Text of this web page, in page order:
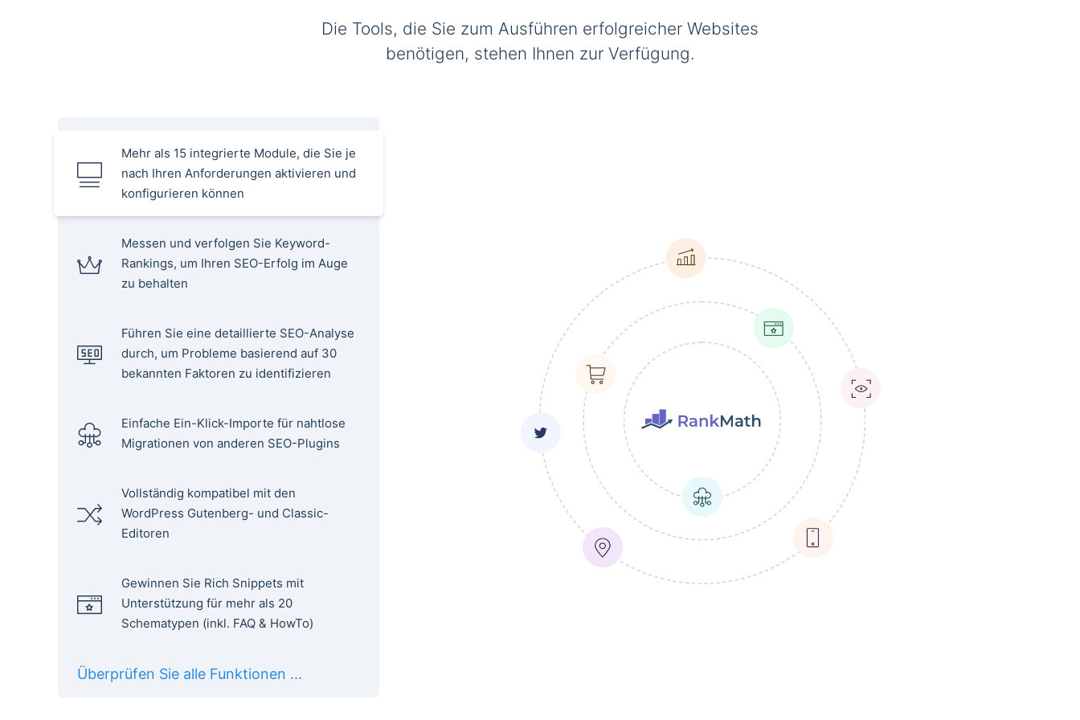
Die Tools, die Sie zum Ausführen erfolgreicher Websites
benötigen, stehen Ihnen zur Verfügung.
Mehr als 15 integrierte Module, die Sie je
nach Ihren Anforderungen aktivieren und
konfigurieren können
Messen und verfolgen Sie Keyword-
Rankings, um Ihren SEO-Erfolg im Auge
zu behalten
Führen Sie eine detaillierte SEO-Analyse
durch, um Probleme basierend auf 30
bekannten Faktoren zu identifizieren
Einfache Ein-Klick-Importe für nahtlose
Migrationen von anderen SEO-Plugins
Vollständig kompatibel mit den
WordPress Gutenberg- und Classic-
Editoren
Gewinnen Sie Rich Snippets mit
Unterstützung für mehr als 20
Schematypen (inkl. FAQ & HowTo)
Überprüfen Sie alle Funktionen ...